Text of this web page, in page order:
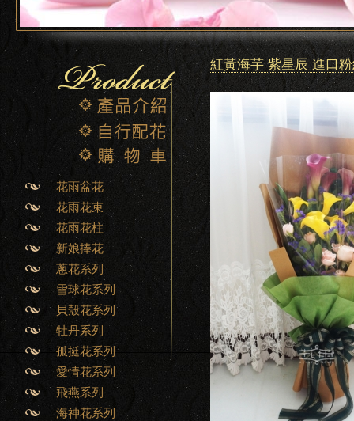
花雨盆花
花雨花束
花雨花柱
新娘捧花
蔥花系列
雪球花系列
貝殼花系列
牡丹系列
孤挺花系列
愛情花系列
飛燕系列
海神花系列
紅黃海芋 紫星辰 進口